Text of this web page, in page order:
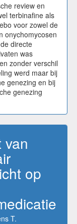
review en
terbinafine als
voor zowel de
onychomycosen
directe
was
zonder verschil
werd maar bij
genezing en bij
genezing
van
op
T.